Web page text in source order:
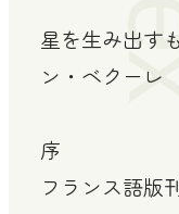
星を生み出
ン・ベクーレ
序
フランス語版